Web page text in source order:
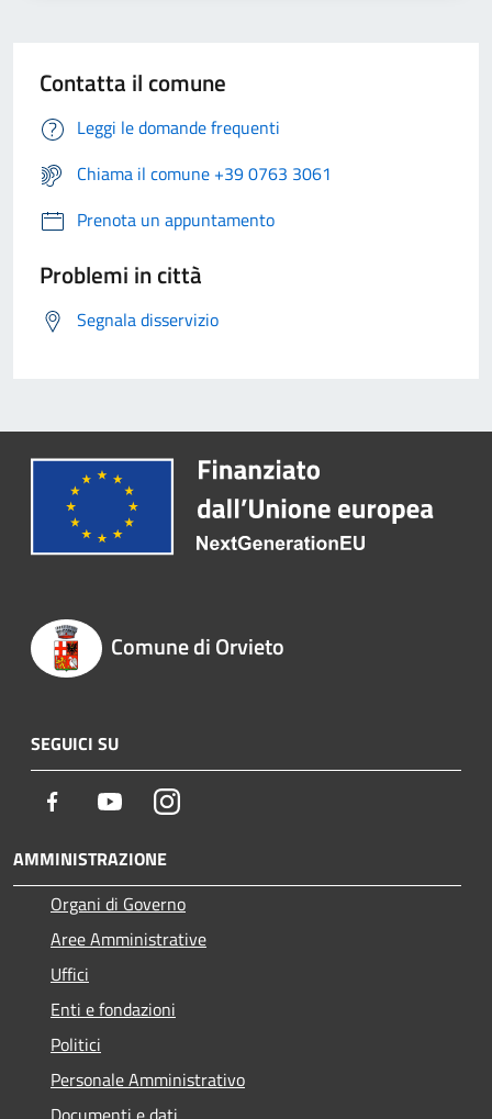
Contatta il comune
Leggi le domande frequenti
Chiama il comune +39 0763 3061
Prenota un appuntamento
Problemi in città
Segnala disservizio
Comune di Orvieto
SEGUICI SU
Facebook YoutubeInstagram
AMMINISTRAZIONE
Organi di Governo
Aree Amministrative
Uffici
Enti e fondazioni
Politici
Personale Amministrativo